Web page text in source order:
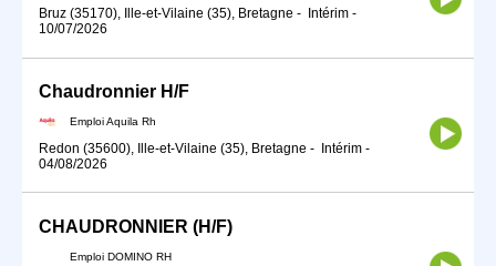
Bruz (35170), Ille-et-Vilaine (35), Bretagne - Intérim -
10/07/2026
Chaudronnier H/F
Emploi Aquila Rh
Redon (35600), Ille-et-Vilaine (35), Bretagne - Intérim -
04/08/2026
CHAUDRONNIER (H/F)
Emploi DOMINO RH